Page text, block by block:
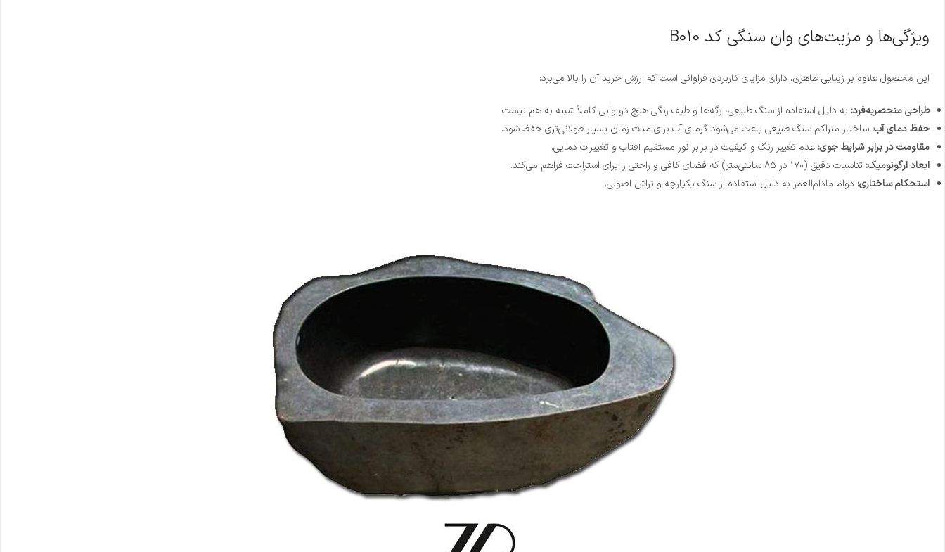
ویژگی‌ها و مزیت‌های وان سنگی کد B010
این محصول علاوه بر زیبایی ظاهری، دارای مزایای کاربردی فراوانی است که ارزش خرید آن را بالا می‌برد:
طراحی منحصر‌به‌فرد: به دلیل استفاده از سنگ طبیعی، رگه‌ها و طیف رنگی هیچ دو وانی کاملاً شبیه به هم نیست.
حفظ دمای آب: ساختار متراکم سنگ طبیعی باعث می‌شود گرمای آب برای مدت زمان بسیار طولانی‌تری حفظ شود.
مقاومت در برابر شرایط جوی: عدم تغییر رنگ و کیفیت در برابر نور مستقیم آفتاب و تغییرات دمایی.
ابعاد ارگونومیک: تناسبات دقیق (۱۷۰ در ۸۵ سانتی‌متر) که فضای کافی و راحتی را برای استراحت فراهم می‌کند.
استحکام ساختاری: دوام مادام‌العمر به دلیل استفاده از سنگ یکپارچه و تراش اصولی.